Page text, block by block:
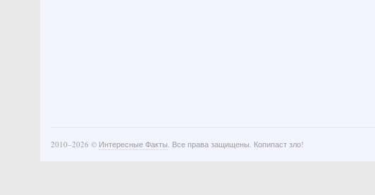
2010–2026 © Интересные Факты. Все права защищены. Копипаст зло!